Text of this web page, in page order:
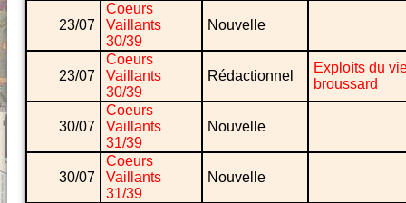
23/07
Coeurs
Vaillants
30/39
Nouvelle
23/07
Coeurs
Vaillants
30/39
Rédactionnel
Exploits du
broussard
30/07
Coeurs
Vaillants
31/39
Nouvelle
30/07
Coeurs
Vaillants
31/39
Nouvelle